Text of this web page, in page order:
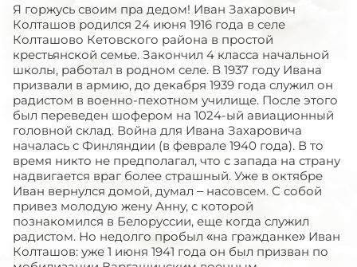
Я горжусь своим пра дедом! Иван Захарович
Колташов родился 24 июня 1916 года в селе
Колташово Кетовского района в простой
крестьянской семье. Закончил 4 класса начальной
школы, работал в родном селе. В 1937 году Ивана
призвали в армию, до декабря 1939 года служил он
радистом в военно-пехотном училище. После этого
был переведен шофером на 1024-ый авиационный
головной склад. Война для Ивана Захаровича
началась с Финляндии (в феврале 1940 года). В то
время никто не предполагал, что с запада на страну
надвигается враг более страшный. Уже в октябре
Иван вернулся домой, думал – насовсем. С собой
привез молодую жену Анну, с которой
познакомился в Белоруссии, еще когда служил
радистом. Но недолго пробыл «на гражданке» Иван
Колташов: уже 1 июня 1941 года он был призван по